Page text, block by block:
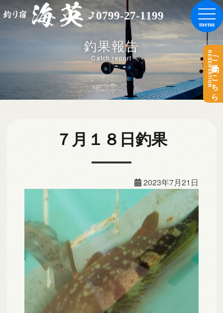
0799-27-1199
ご予約はこちら
RESERVATION
釣果報告
Catch report
７月１８日釣果
2023年7月21日